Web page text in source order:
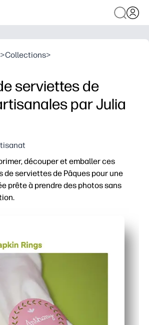
>Collections>
serviettes de
par Julia
découper et emballer ces
de serviettes de Pâques pour une
prête à prendre des photos sans
engagés - un métier rapide qui
tout rassemblement - Personnalisez
- réimprimez à tout moment ou